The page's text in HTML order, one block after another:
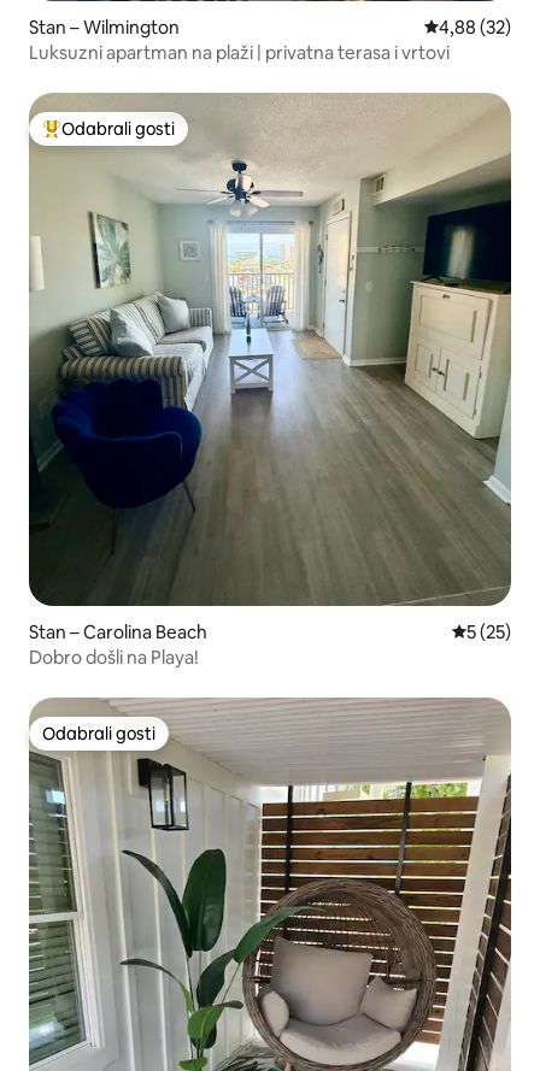
Stan – Wilmington Prosječna
4,88 (32)
Luksuzni apartman na plaži | privatna terasa i vrtovi
Među najviše rangiranima s oznakom „Odabrali gosti”
Odabrali gosti
Stan – Carolina Beach Prosječna
5 (25)
Dobro došli na Playa!
Odabrali gosti
Odabrali gosti